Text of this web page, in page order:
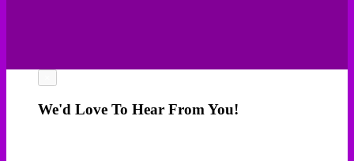
We'd Love To Hear From You!